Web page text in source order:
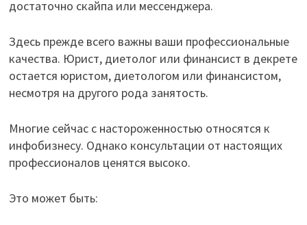
достаточно скайпа или мессенджера.
Здесь прежде всего важны ваши профессиональные
качества. Юрист, диетолог или финансист в декрете
остается юристом, диетологом или финансистом,
несмотря на другого рода занятость.
Многие сейчас с настороженностью относятся к
инфобизнесу. Однако консультации от настоящих
профессионалов ценятся высоко.
Это может быть: